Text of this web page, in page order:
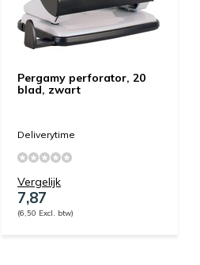
Pergamy perforator, 20
blad, zwart
Deliverytime
Vergelijk
7,87
(6,50 Excl. btw)